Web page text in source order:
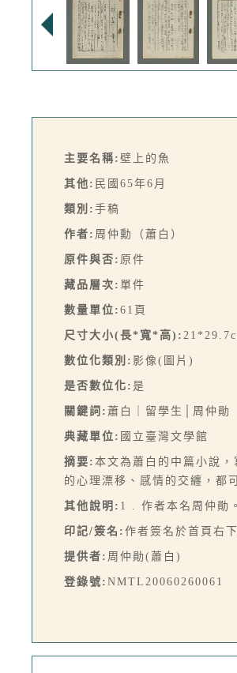
主要名稱: 壁上的魚
其他: 民國65年6月
類別: 手稿
作者: 周仲勳（蕭白）
原件與否: 原件
藏品層次: 單件
數量單位: 61頁
尺寸大小(長*寬*高):
數位化類別: 影像(圖片)
是否數位化: 是
關鍵詞: 蕭白｜留學生│周仲勛
典藏單位: 國立臺灣文學館
摘要: 本文為蕭白的中篇小說
的心理漂移、感情的交纏，都
其他說明: 1 . 作者本名周仲勛
印記/簽名: 作者簽名於首頁右
提供者: 周仲勛(蕭白)
登錄號: NMTL20060260061